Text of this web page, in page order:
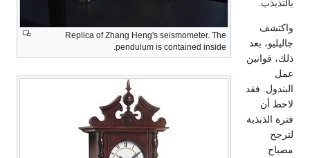
Replica of Zhang Heng's seismometer. The
pendulum is contained inside.
بالتذبذب.
واكتشف
جاليليو، بعد
ذلك، قوانين
عمل
البندول. فقد
لاحظ أن
فترة الذبذبة
لترجح
مصباح